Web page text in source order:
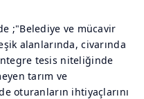
;"Belediye ve mücavir
alanlarında, civarında
tesis niteliğinde
tarım ve
oturanların ihtiyaçlarını